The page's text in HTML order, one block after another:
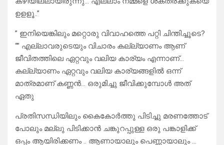
ഉളളൂ..”
” ഇനിയെങ്കിലും മറ്റൊരു വിവാഹത്തെ പറ്റി ചിന്തിച്ചൂടെ?
“” എല്ലാവരുടെയും വിചാരം കല്ല്യാണം ആണ്
ജീവിതത്തിലെ ഏറ്റവും വലിയ കാര്യം എന്നാണ്…
കല്ല്യാണം ഏറ്റവും വലിയ കാര്യങ്ങളിൽ ഒന്ന്
മാത്രമാണ് കണ്ണൻ… ഒരുമിച്ചു ജീവിക്കുമ്പോൾ അത്
ഏതു
പ്രതിസന്ധിയിലും കൈകോർത്തു പിടിച്ചു മരണത്തോട്
പോലും മല്ലു പിടിക്കാൻ ചങ്കുറപ്പുള്ള ഒരു പങ്കാളിക്ക്
ഒപ്പം ആയിരിക്കണം .. ആണായാലും പെണ്ണായാലും …